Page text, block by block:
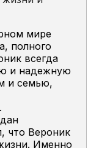
мире
полного
всегда
и надежную
и семью,
что Вероник
Именно